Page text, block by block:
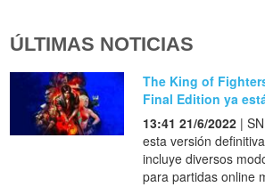
ÚLTIMAS NOTICIAS
The King of
Final Edition ya
13:41 21/6/2022 |
esta versión
incluye diversos
para partidas online